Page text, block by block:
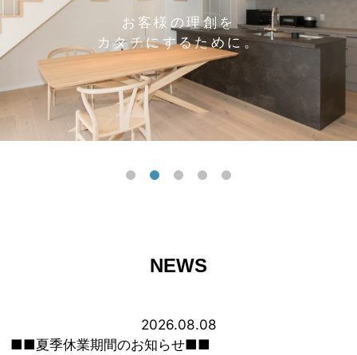
お客様の理創を
カタチにするために。
NEWS
2026.08.08
■■夏季休業期間のお知らせ■■